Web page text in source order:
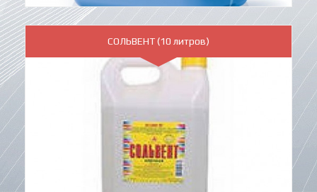
СОЛЬВЕНТ (10 литров)